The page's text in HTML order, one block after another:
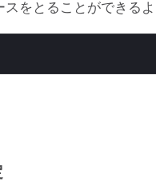
をとることができる